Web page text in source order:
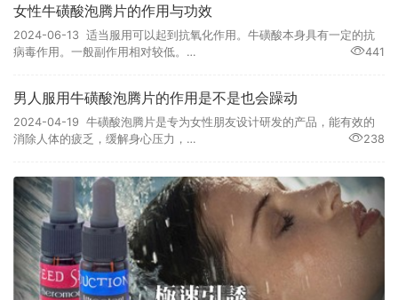
女性牛磺酸泡腾片的作用与功效
2024-06-13 适当服用可以起到抗氧化作用。牛磺酸本身具有一定的抗
病毒作用。一般副作用相对较低。…
441
男人服用牛磺酸泡腾片的作用是不是也会躁动
2024-04-19 牛磺酸泡腾片是专为女性朋友设计研发的产品，能有效的
消除人体的疲乏，缓解身心压力，…
238